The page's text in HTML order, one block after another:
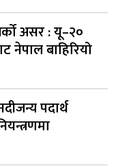
असर : यू–२०
नेपाल बाहिरियो
पदार्थ